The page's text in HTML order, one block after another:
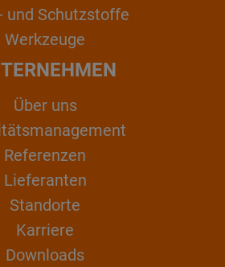
und Schutzstoffe
Werkzeuge
Über uns
Referenzen
Lieferanten
Standorte
Karriere
Downloads